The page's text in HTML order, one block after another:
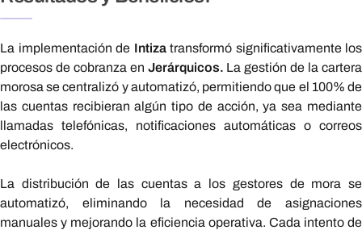
La implementación de Intizatransformó significativamente los
procesos de cobranza en Jerárquicos. La gestión de la cartera
morosa se centralizó y automatizó, permitiendo que el 100% de
las cuentas recibieran algún tipo de acción, ya sea mediante
llamadas telefónicas, notificaciones automáticas o correos
electrónicos.
La distribución de las cuentas a los gestores de mora se
automatizó, eliminando la necesidad de asignaciones
manuales y mejorando la eficiencia operativa. Cada intento de